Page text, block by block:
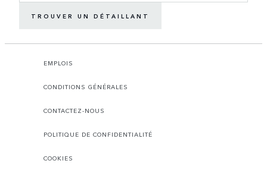
TROUVER UN DÉTAILLANT
EMPLOIS
CONDITIONS GÉNÉRALES
CONTACTEZ-NOUS
POLITIQUE DE CONFIDENTIALITÉ
COOKIES